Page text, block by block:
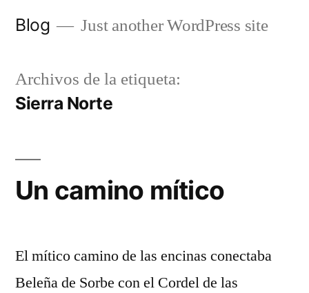
Blog Just another WordPress site
Archivos de la etiqueta:
Sierra Norte
Un camino mítico
El mítico camino de las encinas conectaba
Beleña de Sorbe con el Cordel de las